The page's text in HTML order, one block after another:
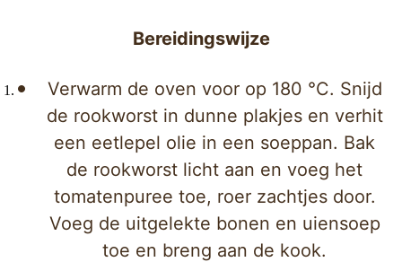
Bereidingswijze
Verwarm de oven voor op 180 °C. Snijd
de rookworst in dunne plakjes en verhit
een eetlepel olie in een soeppan. Bak
de rookworst licht aan en voeg het
tomatenpuree toe, roer zachtjes door.
Voeg de uitgelekte bonen en uiensoep
toe en breng aan de kook.